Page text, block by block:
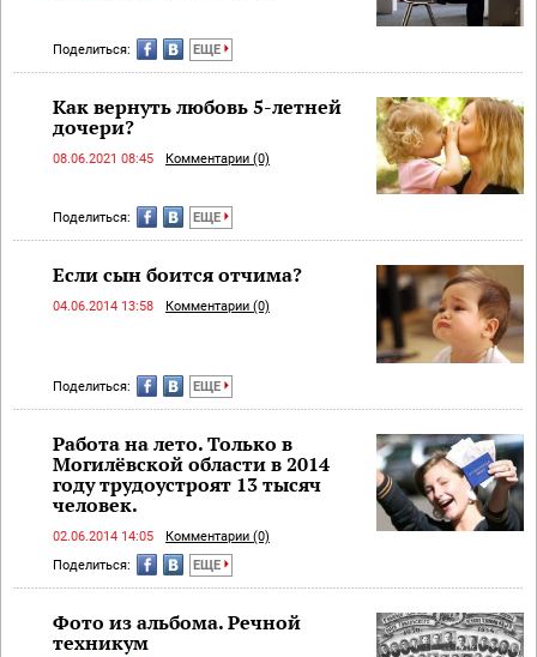
Поделиться: ЕЩЕ
Как вернуть любовь 5-летней
дочери?
08.06.2021 08:45 Комментарии (0)
Поделиться: ЕЩЕ
Если сын боится отчима?
04.06.2014 13:58 Комментарии (0)
Поделиться: ЕЩЕ
Работа на лето. Только в
Могилёвской области в 2014
году трудоустроят 13 тысяч
человек.
02.06.2014 14:05
Комментарии (0)
Поделиться:
ЕЩЕ
Фото из альбома. Речной
техникум